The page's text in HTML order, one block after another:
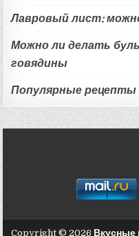
Лавровый лист:
Можно ли делать
говядины
Популярные рецепты
Copyright © 2026 Вкусные